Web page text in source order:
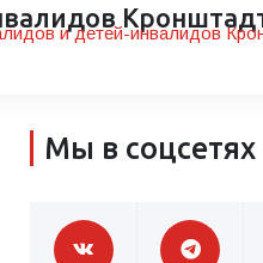
и детей-инвалидов
Мы в соцсетях